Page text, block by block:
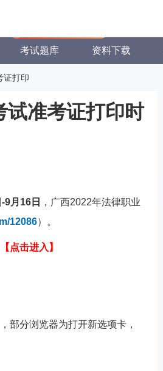
考试题库 资料下载
证打印
试准考证打印时
9月16日 ，广西2022年法律职业
12086）。
【点击进入】
部分浏览器为打开新选项卡，